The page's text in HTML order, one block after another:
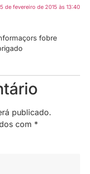
de fevereiro de 2015 às 13:40
fobre
publicado.
com *